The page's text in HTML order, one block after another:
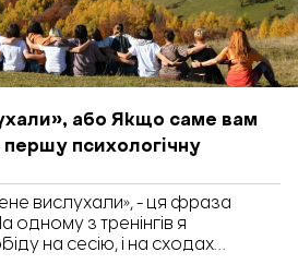
або Якщо саме вам
психологічну
вислухали», - ця фраза
одному з тренінгів я
на сесію, і на сходах